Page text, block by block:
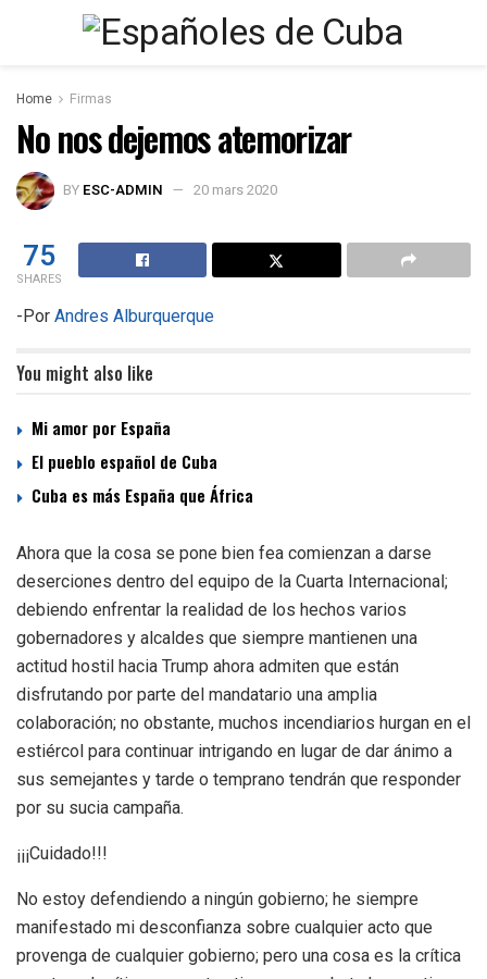
Home Firmas
No nos dejemos atemorizar
BY ESC-ADMIN 20 mars 2020
75
SHARES
-Por Andres Alburquerque
You might also like
Mi amor por España
El pueblo español de Cuba
Cuba es más España que África
Ahora que la cosa se pone bien fea comienzan a darse
deserciones dentro del equipo de la Cuarta Internacional;
debiendo enfrentar la realidad de los hechos varios
gobernadores y alcaldes que siempre mantienen una
actitud hostil hacia Trump ahora admiten que están
disfrutando por parte del mandatario una amplia
colaboración; no obstante, muchos incendiarios hurgan en el
estiércol para continuar intrigando en lugar de dar ánimo a
sus semejantes y tarde o temprano tendrán que responder
por su sucia campaña.
¡¡¡Cuidado!!!
No estoy defendiendo a ningún gobierno; he siempre
manifestado mi desconfianza sobre cualquier acto que
provenga de cualquier gobierno; pero una cosa es la crítica